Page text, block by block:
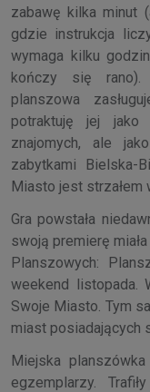
zabawę kilka minut
gdzie instrukcja
wymaga kilku
kończy się rano).
planszowa
potraktuję jej jako
znajomych, ale
zabytkami Bielska-
Miasto jest strzałem
Gra powstała
swoją premierę
Planszowych:
weekend listopada.
Swoje Miasto. Tym
miast posiadających
Miejska
egzemplarzy.